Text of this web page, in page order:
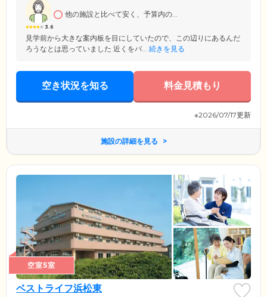
3.6
他の施設と比べて安く、予算内の...
見学前から大きな案内板を目にしていたので、この辺りにあるんだ
ろうなとは思っていました 近くをバ... 続きを見る
空き状況を知る 料金見積もり
※2026/07/17更新
施設の詳細を見る
空室5室
ベストライフ浜松東